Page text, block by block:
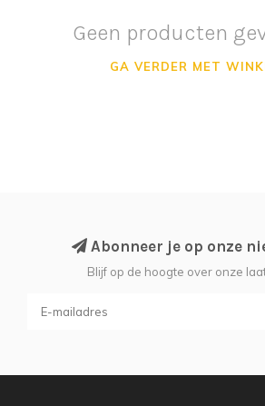
Geen producten
GA VERDER MET
Abonneer je op onze
Blijf op de hoogte over onze